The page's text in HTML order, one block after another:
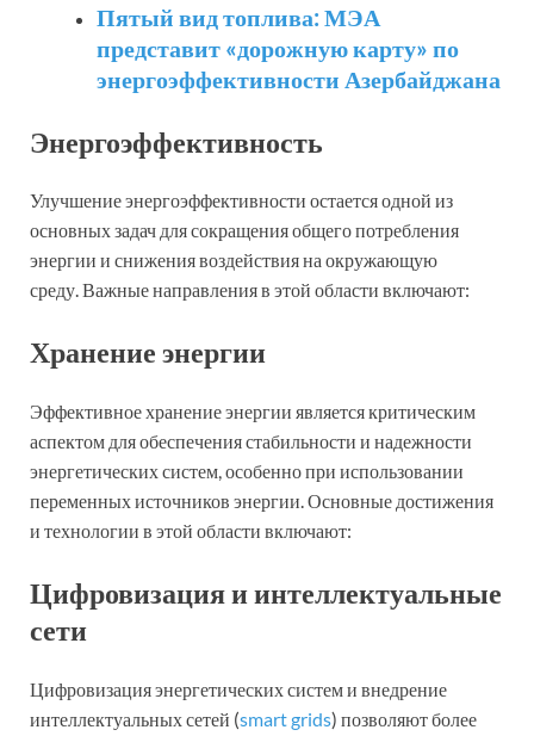
Пятый вид топлива: МЭА
представит «дорожную карту» по
энергоэффективности Азербайджана
Энергоэффективность
Улучшение энергоэффективности остается одной из
основных задач для сокращения общего потребления
энергии и снижения воздействия на окружающую
среду. Важные направления в этой области включают:
Хранение энергии
Эффективное хранение энергии является критическим
аспектом для обеспечения стабильности и надежности
энергетических систем, особенно при использовании
переменных источников энергии. Основные достижения
и технологии в этой области включают:
Цифровизация и интеллектуальные
сети
Цифровизация энергетических систем и внедрение
интеллектуальных сетей (smart grids) позволяют более